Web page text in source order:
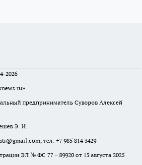
2026
предприниматель Суворов Алексей
Э. И.
, тел: +7 985 814 3429
ЭЛ № ФС 77 – 89920 от 15 августа 2025